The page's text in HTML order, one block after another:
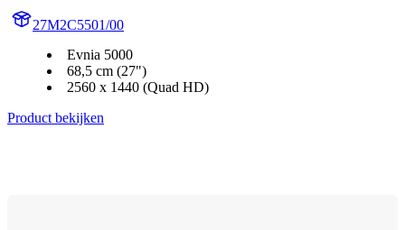
27M2C5501/00
Evnia 5000
68,5 cm (27")
2560 x 1440 (Quad HD)
Product bekijken